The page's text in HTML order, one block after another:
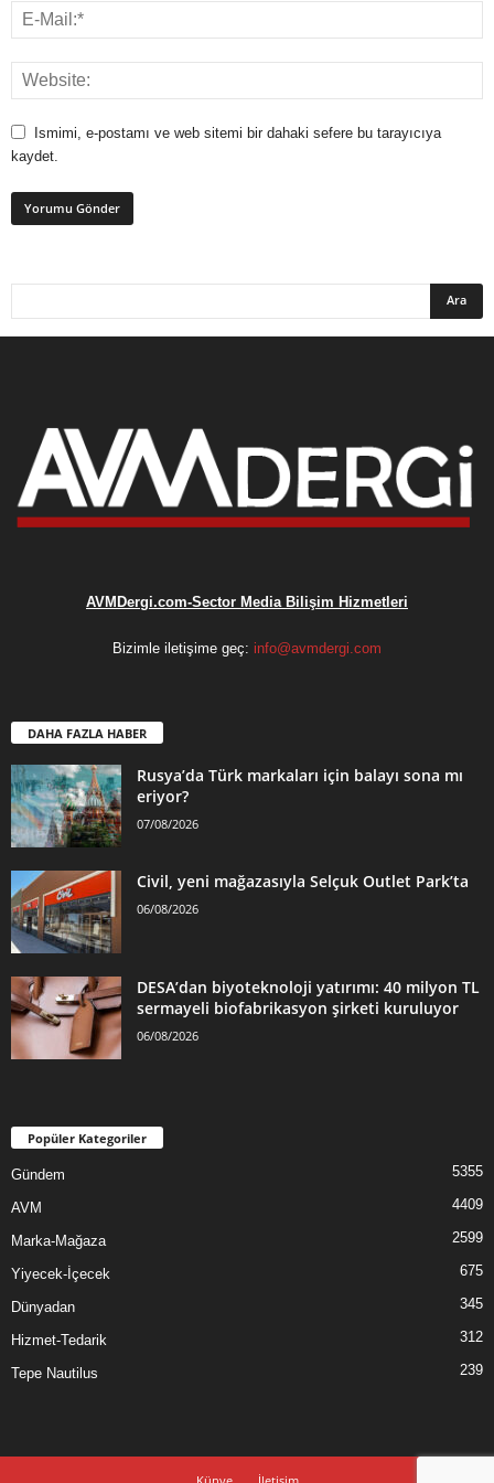
Ismimi, e-postamı ve web sitemi bir dahaki sefere bu tarayıcıya
kaydet.
AVMDergi.com-Sector Media Bilişim Hizmetleri
Bizimle iletişime geç: info@avmdergi.com
DAHA FAZLA HABER
Rusya’da Türk markaları için balayı sona mı
eriyor?
07/08/2026
Civil, yeni mağazasıyla Selçuk Outlet Park’ta
06/08/2026
DESA’dan biyoteknoloji yatırımı: 40 milyon TL
sermayeli biofabrikasyon şirketi kuruluyor
06/08/2026
Popüler Kategoriler
Gündem 5355
AVM 4409
Marka-Mağaza 2599
Yiyecek-İçecek 675
Dünyadan 345
Hizmet-Tedarik 312
Tepe Nautilus 239